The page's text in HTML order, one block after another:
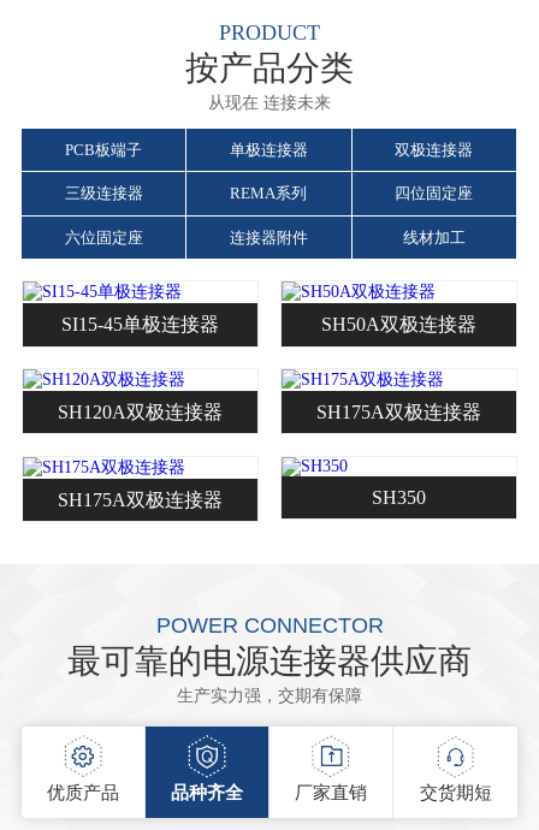
PRODUCT
按产品分类
从现在 连接未来
PCB板端子 单极连接器 双极连接器
三级连接器 REMA系列 四位固定座
六位固定座 连接器附件 线材加工
SI15-45单极连接器 SH50A双极连接器
SH120A双极连接器 SH175A双极连接器
SH175A双极连接器 SH350
POWER CONNECTOR
最可靠的电源连接器供应商
生产实力强，交期有保障
优质产品 品种齐全 厂家直销 交货期短